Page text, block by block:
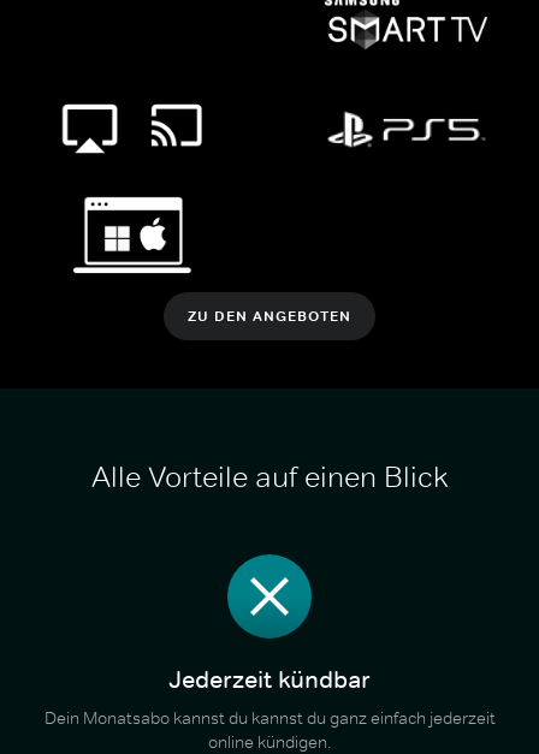
ZU DEN ANGEBOTEN
Alle Vorteile auf einen Blick
Jederzeit kündbar
Dein Monatsabo kannst du kannst du ganz einfach jederzeit
online kündigen.